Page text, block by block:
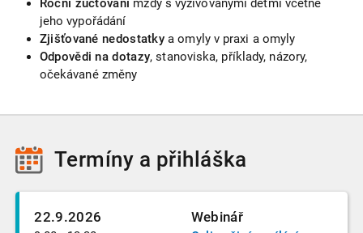
Roční zúčtovánímzdy s vyživovanými dětmi včetně
jeho vypořádání
Zjišťované nedostatky a omyly v praxi a omyly
Odpovědi na dotazy, stanoviska, příklady, názory,
očekávané změny
Termíny a přihláška
22.9.2026 Webinář